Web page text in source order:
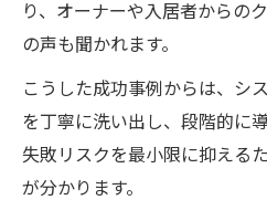
不動産プロパティ管
効率化を目指すなら東
不動産管理システム
を解説
り、オーナーや入居者からの
の声も聞かれます。
こうした成功事例からは、シ
を丁寧に洗い出し、段階的に
失敗リスクを最小限に抑える
が分かります。